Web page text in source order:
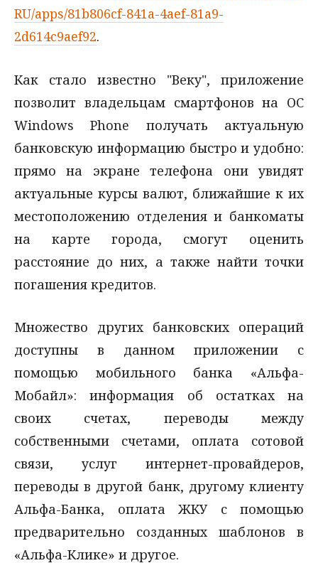
RU/apps/81b806cf-841a-4aef-81a9-
2d614c9aef92.
Как стало известно "Веку", приложение
позволит владельцам смартфонов на ОС
Windows Phone получать актуальную
банковскую информацию быстро и удобно:
прямо на экране телефона они увидят
актуальные курсы валют, ближайшие к их
местоположению отделения и банкоматы
на карте города, смогут оценить
расстояние до них, а также найти точки
погашения кредитов.
Множество других банковских операций
доступны в данном приложении с
помощью мобильного банка «Альфа-
Мобайл»: информация об остатках на
своих счетах, переводы между
собственными счетами, оплата сотовой
связи, услуг интернет-провайдеров,
переводы в другой банк, другому клиенту
Альфа-Банка, оплата ЖКУ с помощью
предварительно созданных шаблонов в
«Альфа-Клике» и другое.